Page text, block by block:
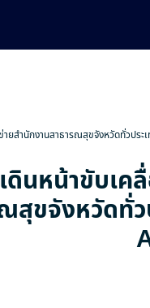
สำนักงานสาธารณสุขจังหวัดทั่วปร
ดินหน้าขับเ
สุขจังหวัดทั่